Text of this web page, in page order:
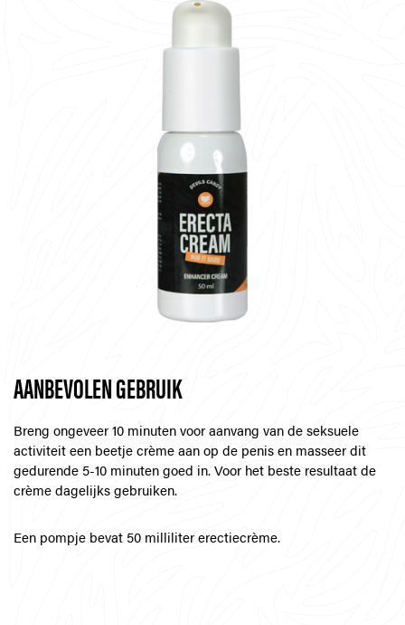
AANBEVOLEN GEBRUIK
Breng ongeveer 10 minuten voor aanvang van de seksuele
activiteit een beetje crème aan op de penis en masseer dit
gedurende 5-10 minuten goed in. Voor het beste resultaat de
crème dagelijks gebruiken.
Een pompje bevat 50 milliliter erectiecrème.